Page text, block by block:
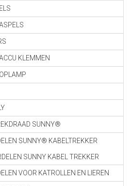
KLEMMEN
SUNNY®
SUNNY® KABELTREKKER
SUNNY KABEL TREKKER
VOOR KATROLLEN EN LIEREN